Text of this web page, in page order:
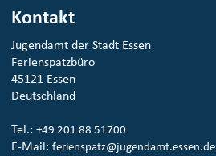
Kontakt
Jugendamt der Stadt Essen
Ferienspatzbüro
45121 Essen
Deutschland
Tel.: +49 201 88 51700
E-Mail: ferienspatz@jugendamt.essen.de